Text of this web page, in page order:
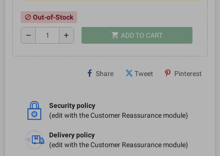
block Out-of-Stock
remove add shopping_cart ADD TO CART
Share Tweet Pinterest
Security policy
(edit with the Customer Reassurance module)
Delivery policy
(edit with the Customer Reassurance module)